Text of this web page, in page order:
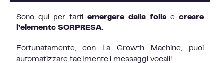
Sono qui per farti emergere dalla folla e creare
l’elemento SORPRESA.
Fortunatamente, con La Growth Machine, puoi
automatizzare facilmente i messaggi vocali!